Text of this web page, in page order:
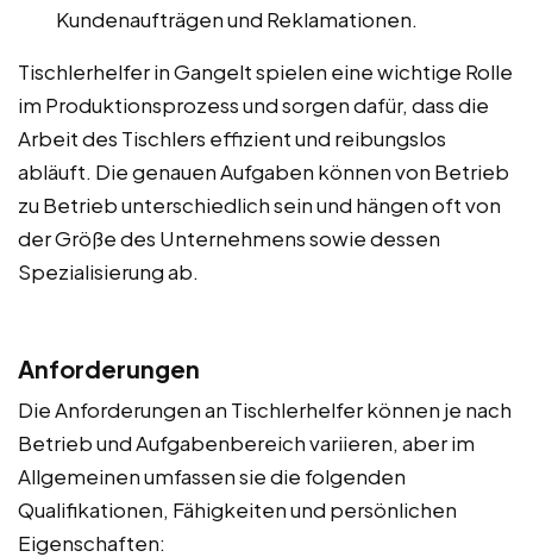
Kundenaufträgen und Reklamationen.
Tischlerhelfer in Gangelt spielen eine wichtige Rolle
im Produktionsprozess und sorgen dafür, dass die
Arbeit des Tischlers effizient und reibungslos
abläuft. Die genauen Aufgaben können von Betrieb
zu Betrieb unterschiedlich sein und hängen oft von
der Größe des Unternehmens sowie dessen
Spezialisierung ab.
Anforderungen
Die Anforderungen an Tischlerhelfer können je nach
Betrieb und Aufgabenbereich variieren, aber im
Allgemeinen umfassen sie die folgenden
Qualifikationen, Fähigkeiten und persönlichen
Eigenschaften: